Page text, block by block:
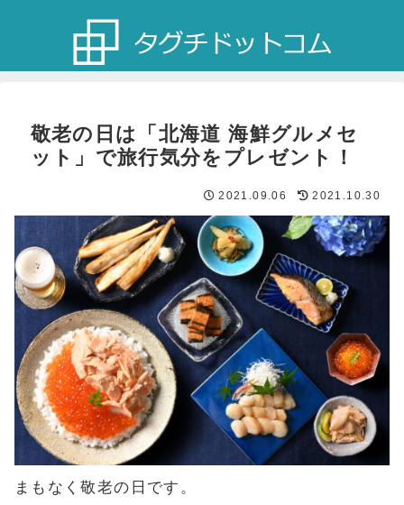
敬老の日は「北海道 海鮮グルメセ
ット」で旅行気分をプレゼント！
2021.09.06 2021.10.30
まもなく敬老の日です。